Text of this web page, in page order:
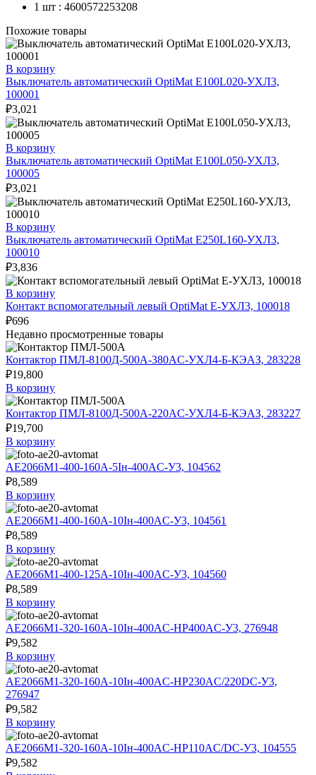
1 шт : 4600572253208
Похожие товары
В корзину
Выключатель автоматический OptiMat E100L020-УХЛ3,
100001
₽3,021
В корзину
Выключатель автоматический OptiMat E100L050-УХЛ3,
100005
₽3,021
В корзину
Выключатель автоматический OptiMat E250L160-УХЛ3,
100010
₽3,836
В корзину
Контакт вспомогательный левый OptiMat E-УХЛ3, 100018
₽696
Недавно просмотренные товары
Контактор ПМЛ-8100Д-500А-380AC-УХЛ4-Б-КЭАЗ, 283228
₽19,800
В корзину
Контактор ПМЛ-8100Д-500А-220AC-УХЛ4-Б-КЭАЗ, 283227
₽19,700
В корзину
АЕ2066М1-400-160А-5Iн-400AC-У3, 104562
₽8,589
В корзину
АЕ2066М1-400-160А-10Iн-400AC-У3, 104561
₽8,589
В корзину
АЕ2066М1-400-125А-10Iн-400AC-У3, 104560
₽8,589
В корзину
АЕ2066М1-320-160А-10Iн-400AC-НР400AC-У3, 276948
₽9,582
В корзину
АЕ2066М1-320-160А-10Iн-400AC-НР230AC/220DC-У3,
276947
₽9,582
В корзину
АЕ2066М1-320-160А-10Iн-400AC-НР110AC/DC-У3, 104555
₽9,582